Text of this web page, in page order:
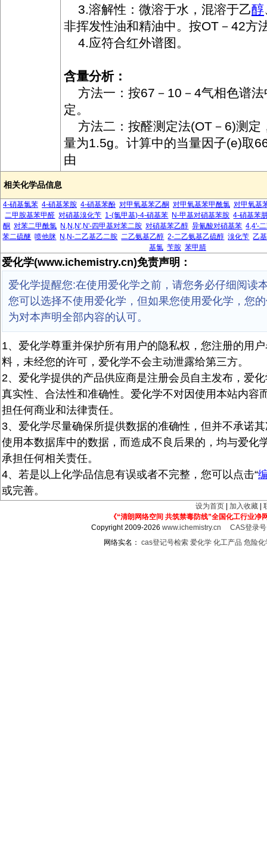
3.溶解性：微溶于水，混溶于乙醇
非挥发性油和精油中。按OT－42方
4.应符合红外谱图。
含量分析：
方法一：按67－10－4气相色谱法
定。
方法二：按醛测定法(OT－6)测定
量为1.5g。计算中的当量因子(e)取
由
相关化学品信息
4-硝基氯苯 4-硝基苯胺 4-硝基苯酚 对甲氧基苯乙酮 对甲氧基苯甲酰氯 对甲氧基
二甲胺基苯甲醛 对硝基溴化苄 1-(氯甲基)-4-硝基苯 N-甲基对硝基苯胺 4-硝基苯
酮 对苯二甲酰氯 N,N,N',N'-四甲基对苯二胺 对硝基苯乙醇 异氰酸对硝基苯 4,4'-
苯二硫醚 喷他脒 N,N-二乙基乙二胺 二乙氨基乙醇 2-二乙氨基乙硫醇 溴化苄 乙
基氯 苄胺 苯甲腈
爱化学(www.ichemistry.cn)免责声明：
爱化学提醒您:在使用爱化学之前，请您务必仔细阅读
您可以选择不使用爱化学，但如果您使用爱化学，您
为对本声明全部内容的认可。
1、爱化学尊重并保护所有用户的隐私权，您注册的用
料，未经您的许可，爱化学不会主动泄露给第三方。
2、爱化学提供的产品供应商是注册会员自主发布，爱
真实性、合法性和准确性。爱化学不对因使用本站内容
担任何商业和法律责任。
3、爱化学尽量确保所提供数据的准确性，但并不承诺
使用本数据库中的数据，而造成不良后果的，均与爱化
承担任何相关责任。
4、若是以上化学品信息有误或者不完整，您可以点击“
或完善。
设为首页 加入收藏
《“清朗网络空间 共筑禁毒防线”全国化工行业净
Copyright 2009-2026www.ichemistry.cn
CAS登录
网络实名： cas登记号检索 爱化学 化工产品 危险化